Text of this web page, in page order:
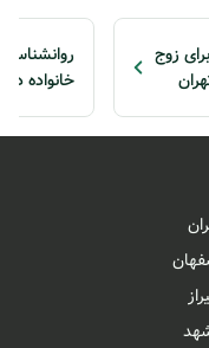
زوج
روانشناس
خانواده در